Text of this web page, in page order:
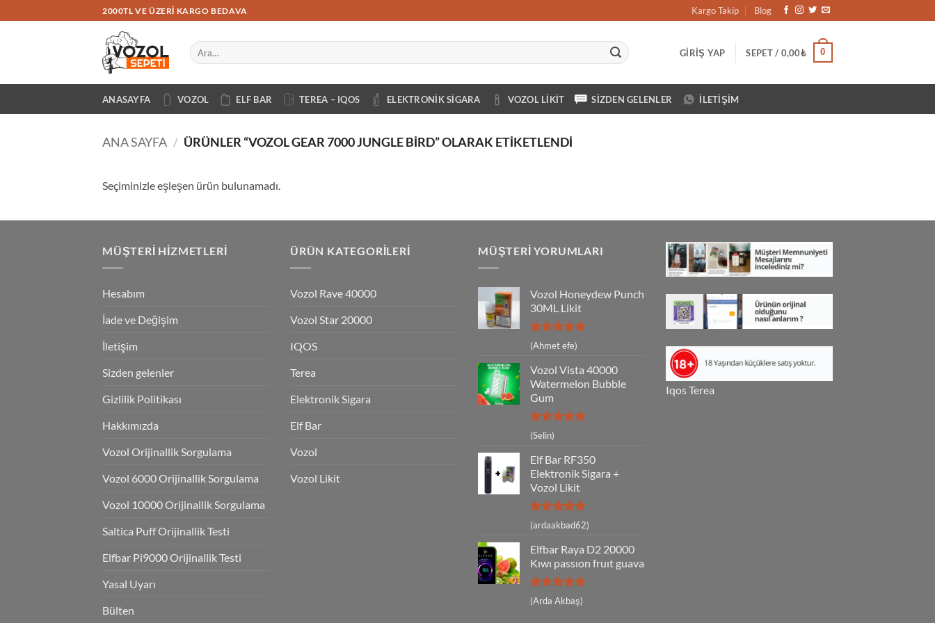
atla
2000TL VE ÜZERI KARGO BEDAVA Kargo Takip Blog
Ara:
GIRIŞ YAP SEPET / 0,00₺ 0
ANASAYFA VOZOL ELF BAR TEREA – IQOS ELEKTRONIK SIGARA VOZOL LIKIT SIZDEN GELENLER İLETIŞIM
ANA SAYFA / ÜRÜNLER “VOZOL GEAR 7000 JUNGLE BIRD” OLARAK ETIKETLENDI
Seçiminizle eşleşen ürün bulunamadı.
MÜŞTERI HIZMETLERI
Hesabım
İade ve Değişim
İletişim
Sizden gelenler
Gizlilik Politikası
Hakkımızda
Vozol Orijinallik Sorgulama
Vozol 6000 Orijinallik Sorgulama
Vozol 10000 Orijinallik Sorgulama
Saltica Puff Orijinallik Testi
Elfbar Pi9000 Orijinallik Testi
Yasal Uyarı
Bülten
ÜRÜN KATEGORILERI
Vozol Rave 40000
Vozol Star 20000
IQOS
Terea
Elektronik Sigara
Elf Bar
Vozol
Vozol Likit
MÜŞTERI YORUMLARI
Vozol Honeydew Punch
30ML Likit
5 üzerinden
5
(Ahmet efe)
Vozol Vista 40000
Watermelon Bubble
Gum
5 üzerinden
5
oy aldı
(Selin)
Elf Bar RF350
Elektronik Sigara +
Vozol Likit
5 üzerinden
5
(ardaakbad62)
Elfbar Raya D2 20000
Kıwı passıon fruıt guava
5 üzerinden
5
(Arda Akbaş)
Iqos Terea